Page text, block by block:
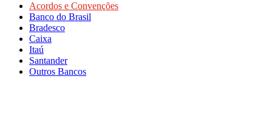
Acordos e Convenções
Banco do Brasil
Bradesco
Caixa
Itaú
Santander
Outros Bancos